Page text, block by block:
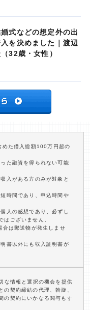
式などの想定外の出
を決めました｜渡辺
32歳・女性）
めた借入総額100万円超の
た融資を得られない可能
入がある方のみが対象と
時間であり、申込時間や
人の感想であり、必ずし
はございません。
合は郵送物が発生しませ
書以外にも収入証明書が
な情報と選択の機会を提供
の契約締結の代理、斡旋、
の契約にいかなる関与もす